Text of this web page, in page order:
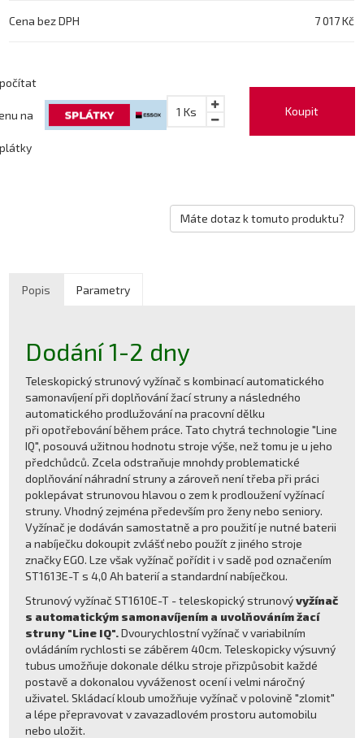
Cena bez DPH 7 017 Kč
Koupit
1 Ks
na
Máte dotaz k tomuto produktu?
Popis Parametry
Dodání 1-2 dny
Teleskopický strunový vyžínač s kombinací automatického
samonavíjení při doplňování žací struny a následného
automatického prodlužování na pracovní dělku
při opotřebování během práce. Tato chytrá technologie "Line
IQ", posouvá užitnou hodnotu stroje výše, než tomu je u jeho
předchůdců. Zcela odstraňuje mnohdy problematické
doplňování náhradní struny a zároveň není třeba při práci
poklepávat strunovou hlavou o zem k prodloužení vyžínací
struny. Vhodný zejména především pro ženy nebo seniory.
Vyžínač je dodáván samostatně a pro použití je nutné baterii
a nabíječku dokoupit zvlášť nebo použít z jiného stroje
značky EGO. Lze však vyžínač pořídit i v sadě pod označením
ST1613E-T s 4,0 Ah baterií a standardní nabíječkou.
Strunový vyžínač ST1610E-T - teleskopický strunovývyžínač
s automatickým samonavíjením a uvolňováním žací
struny "Line IQ".Dvourychlostní vyžínač v variabilním
ovládáním rychlosti se záběrem 40cm. Teleskopicky výsuvný
tubus umožňuje dokonale délku stroje přizpůsobit každé
postavě a dokonalou vyváženost ocení i velmi náročný
uživatel. Skládací kloub umožňuje vyžínač v polovině "zlomit"
a lépe přepravovat v zavazadlovém prostoru automobilu
nebo uložit.